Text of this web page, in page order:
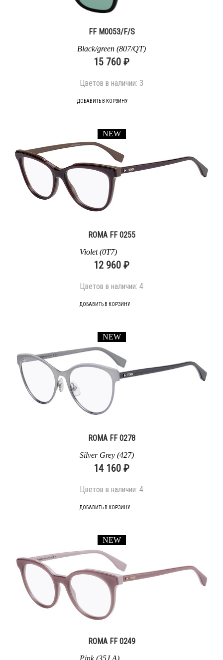
FF M0053/F/S
Black/green (807/QT)
15 760 ₽
Цветов в наличии: 3
ДОБАВИТЬ В КОРЗИНУ
ROMA FF 0255
Violet (0T7)
12 960 ₽
Цветов в наличии: 4
ДОБАВИТЬ В КОРЗИНУ
NEW
ROMA FF 0278
Silver Grey (427)
14 160 ₽
Цветов в наличии: 4
ДОБАВИТЬ В КОРЗИНУ
NEW
ROMA FF 0249
NEW